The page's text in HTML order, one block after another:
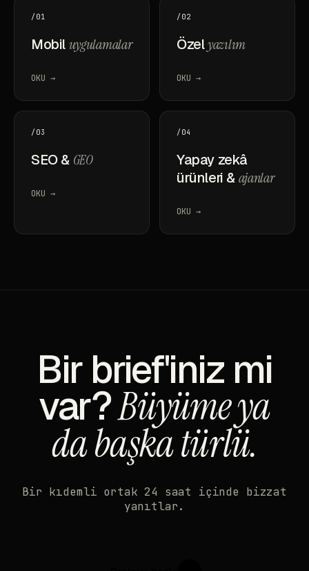
/01
Mobiluygulamalar
OKU →
/02
Özelyazılım
OKU →
/03
SEO & GEO
OKU →
/04
Yapay zekâ
ürünleri &ajanlar
OKU →
Bir brief'iniz mi
var?Büyüme ya
da başka türlü.
Bir kıdemli ortak 24 saat içinde bizzat
yanıtlar.